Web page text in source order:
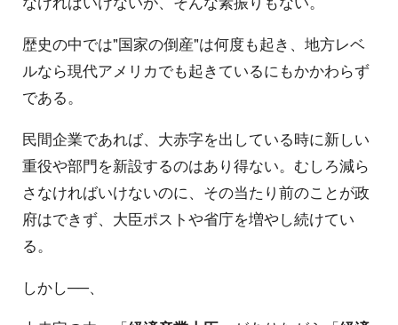
歴史の中では"国家の倒産"は何度も起き、地方レベ
ルなら現代アメリカでも起きているにもかかわらず
である。
民間企業であれば、大赤字を出している時に新しい
重役や部門を新設するのはあり得ない。むしろ減ら
さなければいけないのに、その当たり前のことが政
府はできず、大臣ポストや省庁を増やし続けてい
る。
しかし──、